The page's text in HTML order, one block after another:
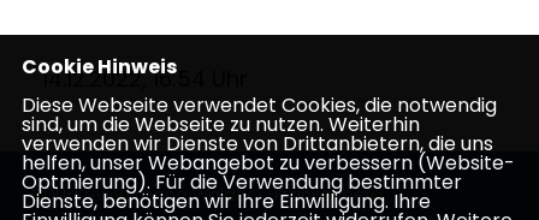
14.12.2022, 16:54 Uhr
CDU-Kreisverband Waldeck-Frankenberg
Cookie Hinweis
Diese Webseite verwendet Cookies, die notwendig
sind, um die Webseite zu nutzen. Weiterhin
verwenden wir Dienste von Drittanbietern, die uns
helfen, unser Webangebot zu verbessern (Website-
Optmierung). Für die Verwendung bestimmter
Dienste, benötigen wir Ihre Einwilligung. Ihre